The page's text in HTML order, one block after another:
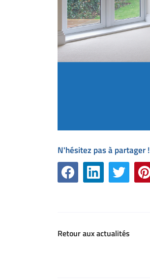
N'hésitez pas à partager !
Retour aux actualités